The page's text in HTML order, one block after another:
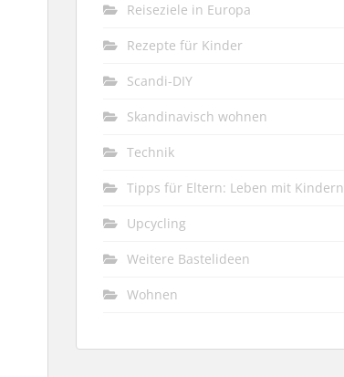
Reiseziele in Europa
Rezepte für Kinder
Scandi-DIY
Skandinavisch wohnen
Technik
Tipps für Eltern: Leben mit Kindern
Upcycling
Weitere Bastelideen
Wohnen